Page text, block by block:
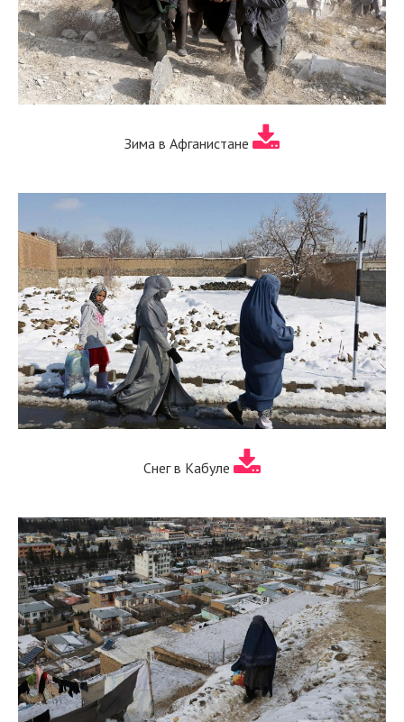
Зима в Афганистане
Снег в Кабуле